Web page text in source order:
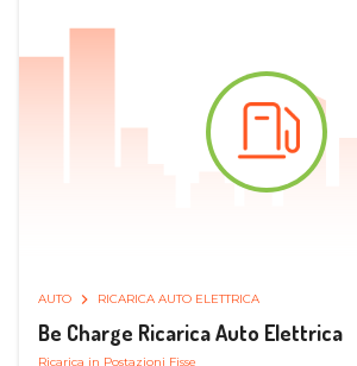
AUTO RICARICA AUTO ELETTRICA
Be Charge Ricarica Auto Elettrica
Ricarica in Postazioni Fisse